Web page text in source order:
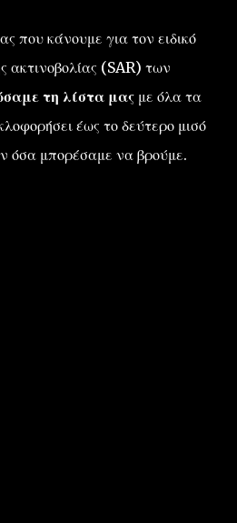
που κάνουμε για τον ειδικό
ακτινοβολίας (SAR) των
τη λίστα μας με όλα τα
έως το δεύτερο μισό
όσα μπορέσαμε να βρούμε.